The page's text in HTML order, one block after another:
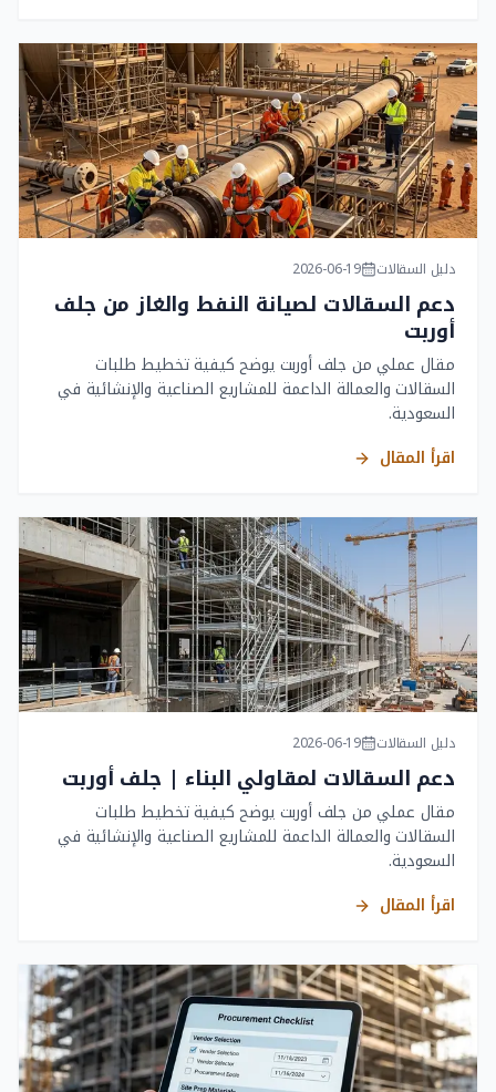
دليل السقالات 2026-06-19
دعم السقالات لصيانة النفط والغاز من جلف
أوربت
مقال عملي من جلف أوربت يوضح كيفية تخطيط طلبات
السقالات والعمالة الداعمة للمشاريع الصناعية والإنشائية في
السعودية.
اقرأ المقال
دليل السقالات 2026-06-19
دعم السقالات لمقاولي البناء | جلف أوربت
مقال عملي من جلف أوربت يوضح كيفية تخطيط طلبات
السقالات والعمالة الداعمة للمشاريع الصناعية والإنشائية في
السعودية.
اقرأ المقال